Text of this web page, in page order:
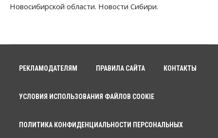
06 Августа 2026, 09:00
Застройщики Новосибирска
От регоператора Новосибирска потребовали
погасить долги на два миллиарда
Новосибирской области. Новости Сибири.
РЕКЛАМОДАТЕЛЯМ ПРАВИЛА САЙТА КОНТАКТЫ
УСЛОВИЯ ИСПОЛЬЗОВАНИЯ ФАЙЛОВ COOKIE
ПОЛИТИКА КОНФИДЕНЦИАЛЬНОСТИ ПЕРСОНАЛЬНЫХ